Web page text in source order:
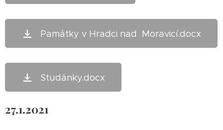
Památky v Hradci nad Moravicí.docx
Studánky.docx
27.1.2021